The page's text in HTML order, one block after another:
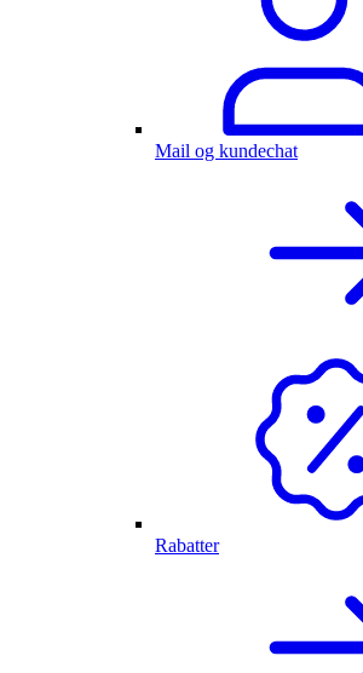
Mail og kundechat
Rabatter